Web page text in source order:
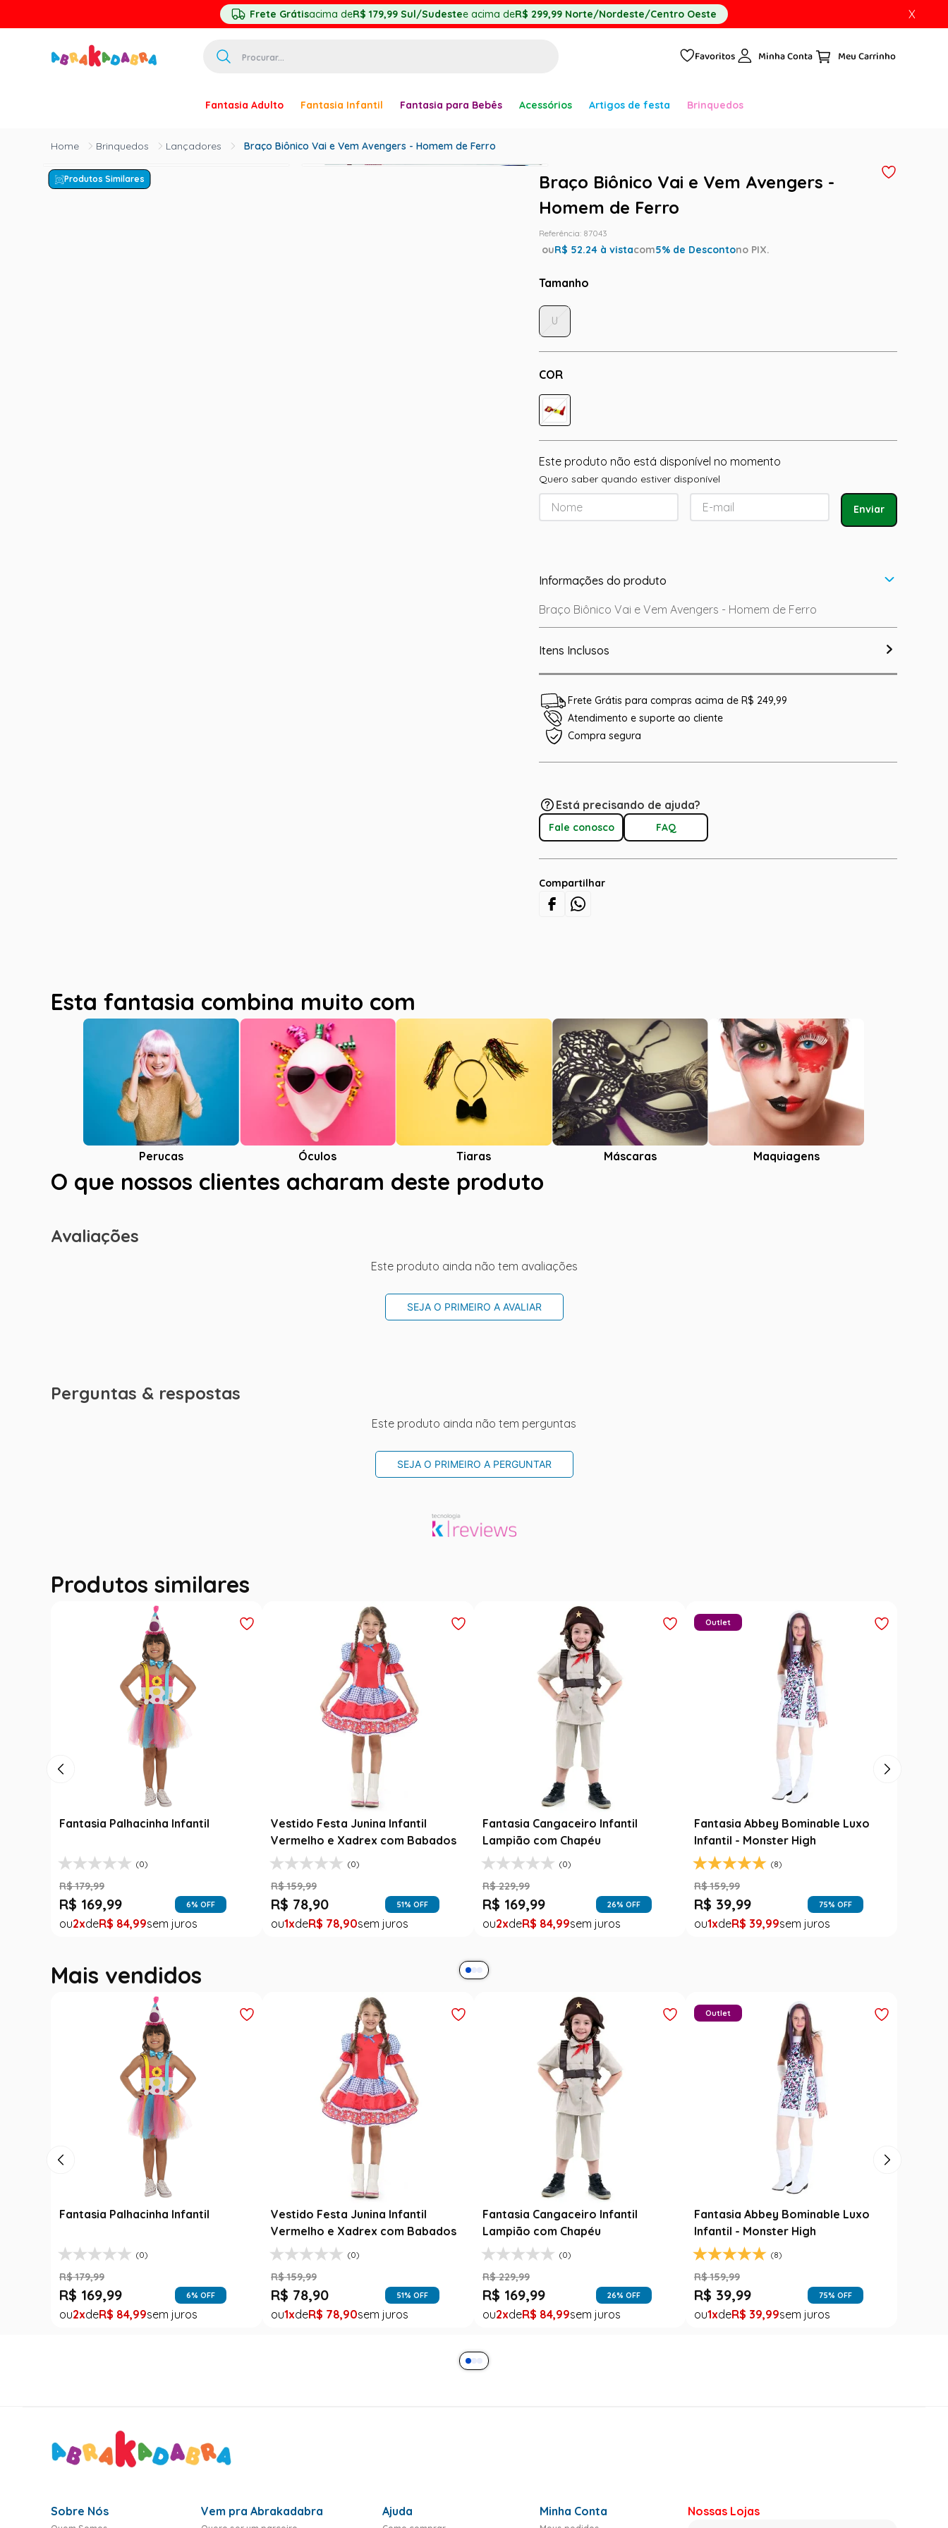
Frete Grátisacima deR$ 179,99 Sul/Sudestee acima deR$ 299,99 Norte/Nordeste/Centro Oeste X
Favoritos Minha Conta
Fantasia Adulto Fantasia Infantil Fantasia para Bebês Acessórios Artigos de festa Brinquedos
Brinquedos Lançadores Braço Biônico Vai e Vem Avengers - Homem de Ferro
Produtos Similares
Braço Biônico Vai e Vem Avengers -
Homem de Ferro
Referência: 87043
ouR$ 52.24 à vistacom5% de Descontono PIX.
Tamanho
COR
U
Este produto não está disponível no momento
Quero saber quando estiver disponível
Enviar
Informações do produto
Braço Biônico Vai e Vem Avengers - Homem de Ferro
Itens Inclusos
Frete Grátis para compras acima de R$ 249,99
Atendimento e suporte ao cliente
Compra segura
Está precisando de ajuda?
Fale conosco FAQ
Compartilhar
Esta fantasia combina muito com
Perucas Óculos Tiaras Máscaras Maquiagens
O que nossos clientes acharam deste produto
Avaliações
Este produto ainda não tem avaliações
SEJA O PRIMEIRO A AVALIAR
Perguntas & respostas
Este produto ainda não tem perguntas
SEJA O PRIMEIRO A PERGUNTAR
Produtos similares
Fantasia Palhacinha Infantil
(0)
R$ 179,99
R$ 169,99 6% OFF
2 R$ 84,99
Vestido Festa Junina Infantil
Vermelho e Xadrex com Babados
(0)
R$ 159,99
R$ 78,90 51% OFF
1 R$ 78,90
Fantasia Cangaceiro Infantil
Lampião com Chapéu
(0)
R$ 229,99
R$ 169,99 26% OFF
2 R$ 84,99
Fantasia Abbey Bominable Luxo
Infantil - Monster High
(8)
Outlet
R$ 159,99
R$ 39,99 75% OFF
1 R$ 39,99
Mais vendidos
Fantasia Palhacinha Infantil
(0)
R$ 179,99
R$ 169,99 6% OFF
2 R$ 84,99
Vestido Festa Junina Infantil
Vermelho e Xadrex com Babados
(0)
R$ 159,99
R$ 78,90 51% OFF
1 R$ 78,90
Fantasia Cangaceiro Infantil
Lampião com Chapéu
(0)
R$ 229,99
R$ 169,99 26% OFF
2 R$ 84,99
Fantasia Abbey Bominable Luxo
Infantil - Monster High
(8)
Outlet
R$ 159,99
R$ 39,99 75% OFF
1 R$ 39,99
Sobre Nós Vem pra Abrakadabra Ajuda Minha Conta Nossas Lojas
princesa